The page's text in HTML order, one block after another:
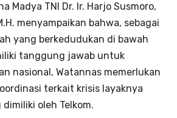
Madya TNI Dr. Ir. Harjo Susmoro,
menyampaikan bahwa, sebagai
yang berkedudukan di bawah
tanggung jawab untuk
nasional, Watannas memerlukan
terkait krisis layaknya
oleh Telkom.